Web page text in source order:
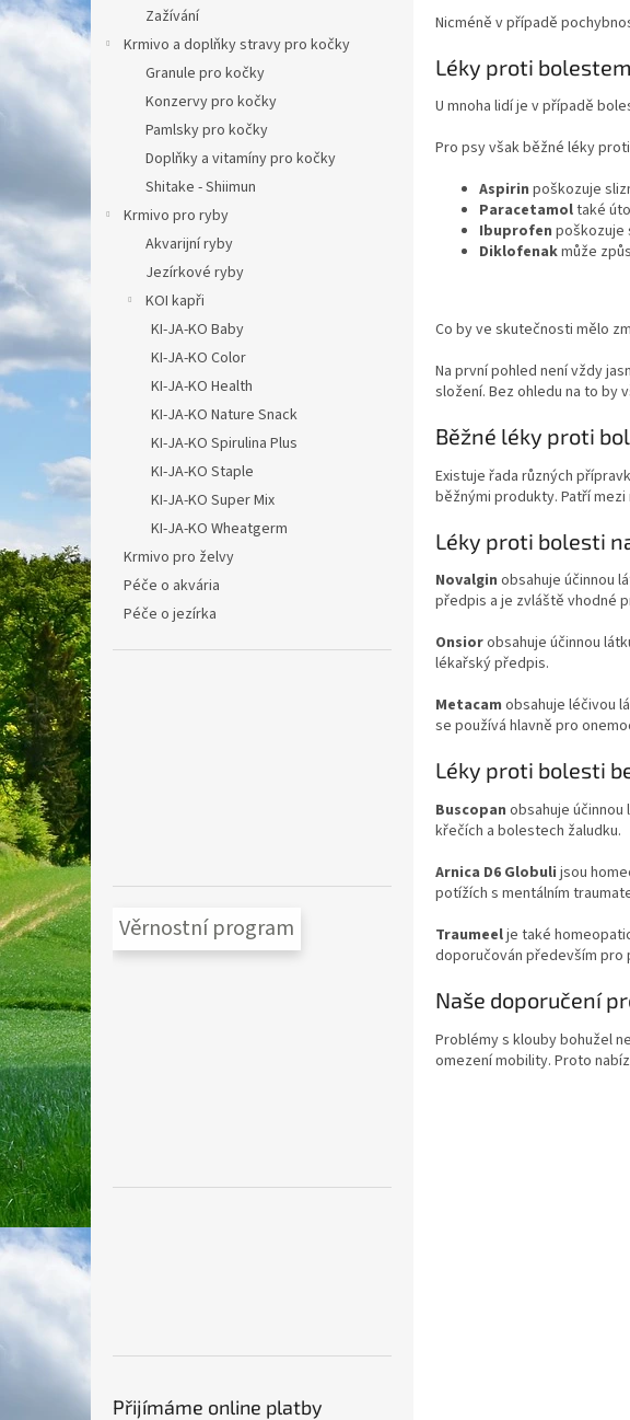
Zažívání
Krmivo a doplňky stravy pro kočky
Granule pro kočky
Konzervy pro kočky
Pamlsky pro kočky
Doplňky a vitamíny pro kočky
Shitake - Shiimun
Krmivo pro ryby
Akvarijní ryby
Jezírkové ryby
KOI kapři
KI-JA-KO Baby
KI-JA-KO Color
KI-JA-KO Health
KI-JA-KO Nature Snack
KI-JA-KO Spirulina Plus
KI-JA-KO Staple
KI-JA-KO Super Mix
KI-JA-KO Wheatgerm
Krmivo pro želvy
Péče o akvária
Péče o jezírka
Věrnostní program
Přijímáme online platby
Nicméně v případě
Léky proti
U mnoha lidí je v případě
Pro psy však běžné léky
Aspirin poškozuje
Paracetamoltaké
Ibuprofen poškozuje
Diklofenakmůže
Co by ve skutečnosti mělo
Na první pohled není vždy
složení. Bez ohledu na to by
Běžné léky proti
Existuje řada různých
běžnými produkty. Patří
Léky proti bolesti
Novalgin obsahuje účinnou
předpis a je zvláště vhodné
Onsiorobsahuje účinnou
lékařský předpis.
Metacam obsahuje léčivou
se používá hlavně pro
Léky proti bolesti
Buscopan obsahuje
křečích a bolestech žaludku.
Arnica D6 Globuli jsou
potížích s mentálním
Traumeelje také
doporučován především pro
Naše doporučení
Problémy s klouby bohužel
omezení mobility. Proto